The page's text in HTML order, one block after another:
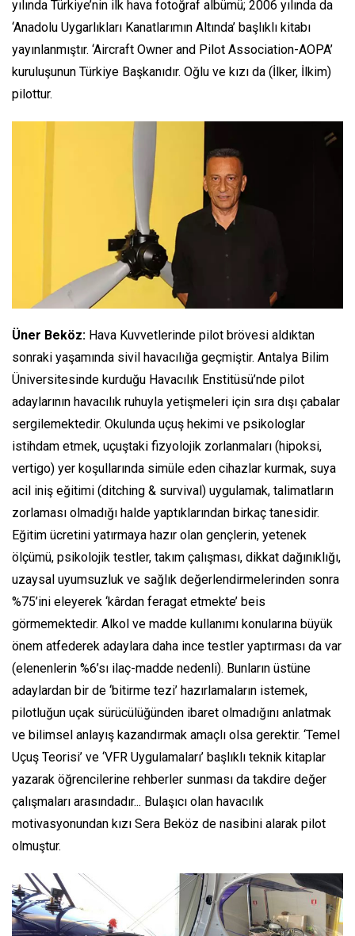
yılında Türkiye’nin ilk hava fotoğraf albümü; 2006 yılında da
‘Anadolu Uygarlıkları Kanatlarımın Altında’ başlıklı kitabı
yayınlanmıştır. ‘Aircraft Owner and Pilot Association-AOPA’
kuruluşunun Türkiye Başkanıdır. Oğlu ve kızı da (İlker, İlkim)
pilottur.
Üner Beköz: Hava Kuvvetlerinde pilot brövesi aldıktan
sonraki yaşamında sivil havacılığa geçmiştir. Antalya Bilim
Üniversitesinde kurduğu Havacılık Enstitüsü’nde pilot
adaylarının havacılık ruhuyla yetişmeleri için sıra dışı çabalar
sergilemektedir. Okulunda uçuş hekimi ve psikologlar
istihdam etmek, uçuştaki fizyolojik zorlanmaları (hipoksi,
vertigo) yer koşullarında simüle eden cihazlar kurmak, suya
acil iniş eğitimi (ditching & survival) uygulamak, talimatların
zorlaması olmadığı halde yaptıklarından birkaç tanesidir.
Eğitim ücretini yatırmaya hazır olan gençlerin, yetenek
ölçümü, psikolojik testler, takım çalışması, dikkat dağınıklığı,
uzaysal uyumsuzluk ve sağlık değerlendirmelerinden sonra
%75’ini eleyerek ‘kârdan feragat etmekte’ beis
görmemektedir. Alkol ve madde kullanımı konularına büyük
önem atfederek adaylara daha ince testler yaptırması da var
(elenenlerin %6’sı ilaç-madde nedenli). Bunların üstüne
adaylardan bir de ‘bitirme tezi’ hazırlamaların istemek,
pilotluğun uçak sürücülüğünden ibaret olmadığını anlatmak
ve bilimsel anlayış kazandırmak amaçlı olsa gerektir. ‘Temel
Uçuş Teorisi’ ve ‘VFR Uygulamaları’ başlıklı teknik kitaplar
yazarak öğrencilerine rehberler sunması da takdire değer
çalışmaları arasındadır... Bulaşıcı olan havacılık
motivasyonundan kızı Sera Beköz de nasibini alarak pilot
olmuştur.